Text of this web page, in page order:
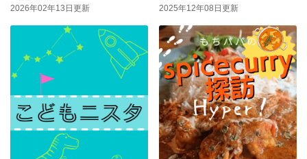
2026年02年13日更新 2025年12年08日更新